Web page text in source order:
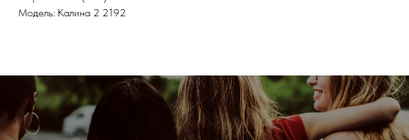
Модель: Калина 2 2192